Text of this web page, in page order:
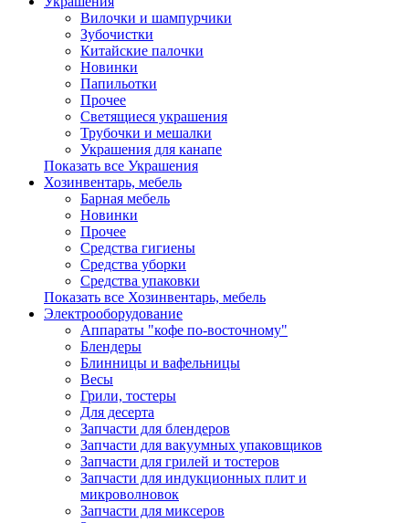
Вилочки и шампурчики
Зубочистки
Китайские палочки
Новинки
Папильотки
Прочее
Светящиеся украшения
Трубочки и мешалки
Украшения для канапе
Показать все Украшения
Хозинвентарь, мебель
Барная мебель
Новинки
Прочее
Средства гигиены
Средства уборки
Средства упаковки
Показать все Хозинвентарь, мебель
Электрооборудование
Аппараты "кофе по-восточному"
Блендеры
Блинницы и вафельницы
Весы
Грили, тостеры
Для десерта
Запчасти для блендеров
Запчасти для вакуумных упаковщиков
Запчасти для грилей и тостеров
Запчасти для индукционных плит и
микроволновок
Запчасти для миксеров